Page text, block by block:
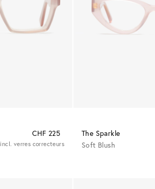
CHF 225
incl. verres correcteurs
The Sparkle
Soft Blush